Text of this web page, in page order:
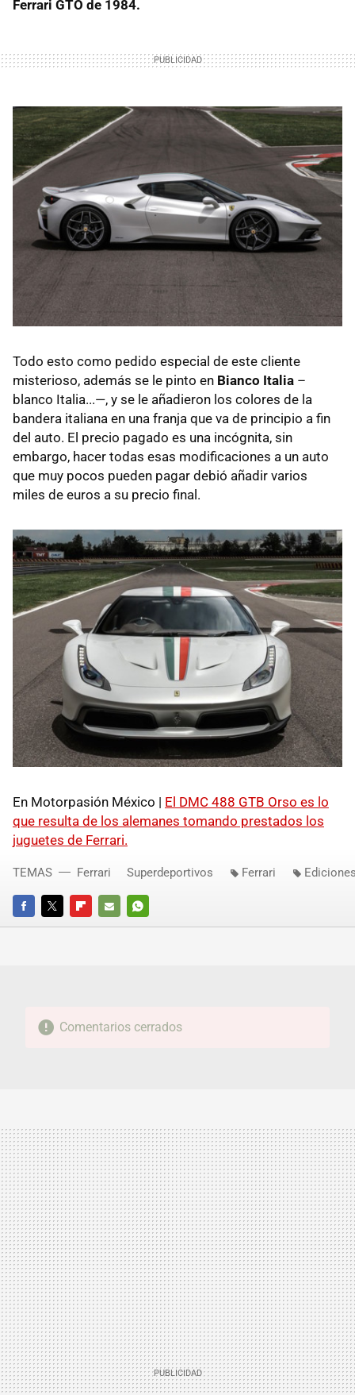
Ferrari GTO de 1984.
Todo esto como pedido especial de este cliente
misterioso, además se le pinto en Bianco Italia –
blanco Italia...—, y se le añadieron los colores de la
bandera italiana en una franja que va de principio a fin
del auto. El precio pagado es una incógnita, sin
embargo, hacer todas esas modificaciones a un auto
que muy pocos pueden pagar debió añadir varios
miles de euros a su precio final.
En Motorpasión México | El DMC 488 GTB Orso es lo
que resulta de los alemanes tomando prestados los
juguetes de Ferrari.
FACEBOOKTWITTERFLIPBOARD
E-
WHATSAPP
TEMAS Ferrari Superdeportivos Ferrari
Comentarios cerrados